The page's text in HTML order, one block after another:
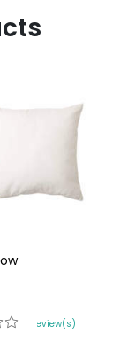
0 review(s)